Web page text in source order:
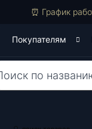
⏰ График
Покупателям
Поиск